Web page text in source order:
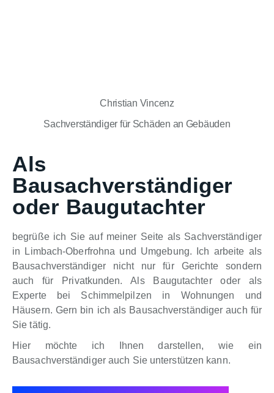
Christian Vincenz
Sachverständiger für Schäden an Gebäuden
Als
Bausachverständiger
oder Baugutachter
begrüße ich Sie auf meiner Seite als Sachverständiger
in Limbach-Oberfrohna und Umgebung. Ich arbeite als
Bausachverständiger nicht nur für Gerichte sondern
auch für Privatkunden. Als Baugutachter oder als
Experte bei Schimmelpilzen in Wohnungen und
Häusern. Gern bin ich als Bausachverständiger auch für
Sie tätig.
Hier möchte ich Ihnen darstellen, wie ein
Bausachverständiger auch Sie unterstützen kann.